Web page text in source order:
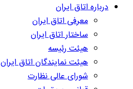
درباره اتاق ایران
معرفی اتاق ایران
ساختار اتاق ایران
هیئت رئیسه
هیئت نمایندگان اتاق ایران
شورای عالی نظارت